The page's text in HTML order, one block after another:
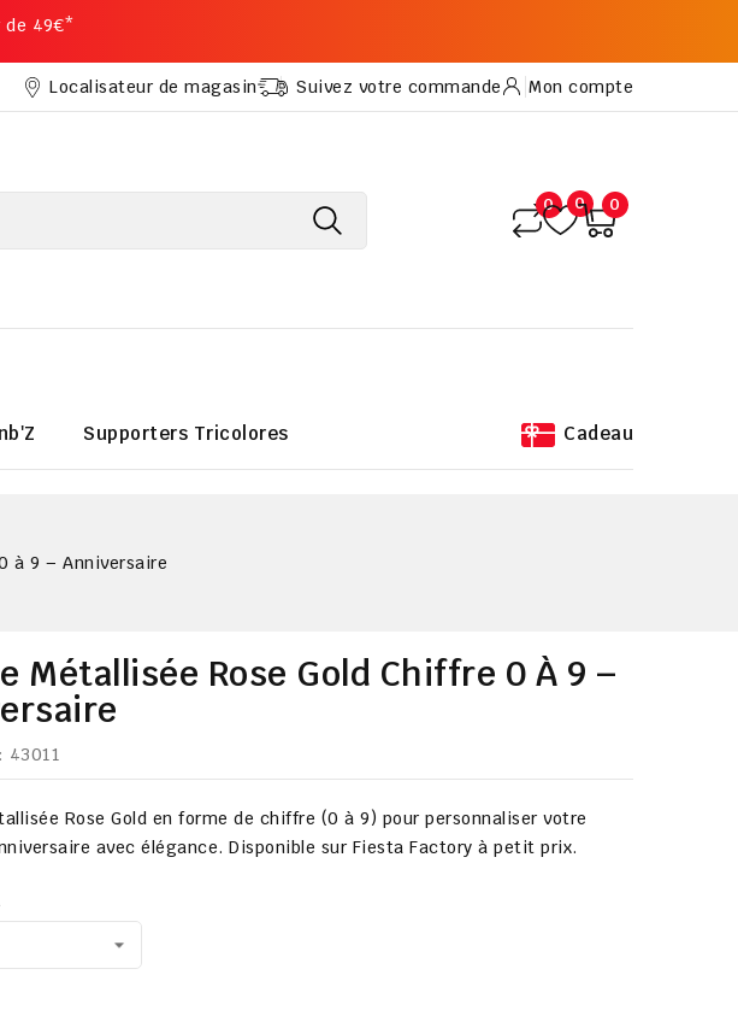
de 49€*
Localisateur de magasin Suivez votre commande Mon compte
0 0 0
Supporters Tricolores Cadeau
à 9 – Anniversaire
Métallisée Rose Gold Chiffre 0 À 9 –
: 43011
Rose Gold en forme de chiffre (0 à 9) pour personnaliser votre
avec élégance. Disponible sur Fiesta Factory à petit prix.